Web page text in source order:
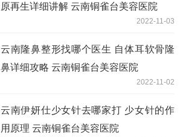
原再生详细讲解 云南铜雀台美容医院
2022-11-03
云南隆鼻整形找哪个医生 自体耳软骨隆
鼻详细攻略 云南铜雀台美容医院
2022-11-02
云南伊妍仕少女针去哪家打 少女针的作
用原理 云南铜雀台美容医院